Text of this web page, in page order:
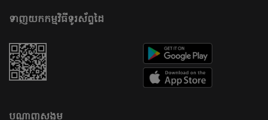
ទាញយកកម្មវិធីទូរស័ព្ទដៃ